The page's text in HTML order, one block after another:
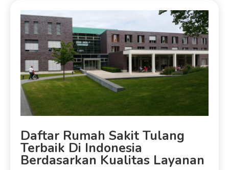
Daftar Rumah Sakit Tulang
Terbaik Di Indonesia
Berdasarkan Kualitas Layanan